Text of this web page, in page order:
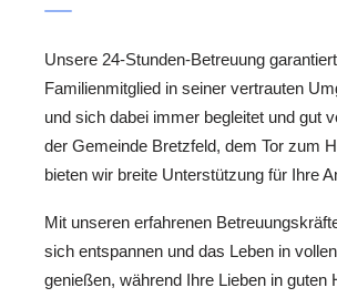
Unsere 24-Stunden-Betreuung
Familienmitglied in seiner vertrauten
und sich dabei immer begleitet und gut
der Gemeinde Bretzfeld, dem Tor zum
bieten wir breite Unterstützung für Ihre
Mit unseren erfahrenen
sich entspannen und das Leben in
genießen, während Ihre Lieben in guten